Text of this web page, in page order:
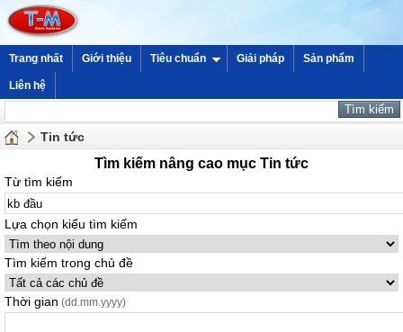
Trang nhất Giới thiệu Tiêu chuẩn Giải pháp Sản phẩm
Liên hệ
Tin tức
Tìm kiếm nâng cao mục Tin tức
Từ tìm kiếm
Lựa chọn kiểu tìm kiếm
Tìm kiếm trong chủ đề
Thời gian (dd.mm.yyyy)